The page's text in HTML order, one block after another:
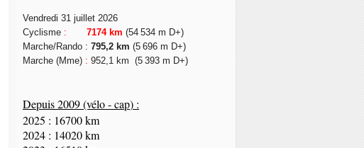
Vendredi 31 juillet 2026
Cyclisme : 7174 km (54 534 m D+)
Marche/Rando : 795,2 km (5 696 m D+)
Marche (Mme) : 952,1 km (5 393 m D+)
Depuis 2009 (vélo - cap) :
2025 : 16700 km
2024 : 14020 km